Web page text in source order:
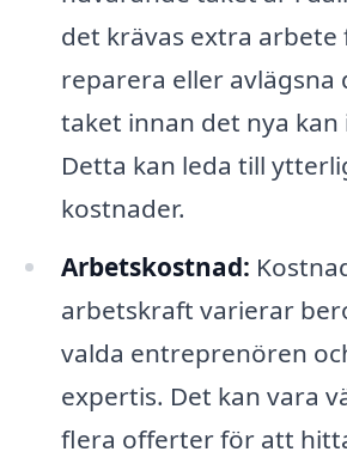
det krävas extra arbete
reparera eller avlägsna
taket innan det nya kan
Detta kan leda till
kostnader.
Arbetskostnad:
arbetskraft varierar
valda entreprenören
expertis. Det kan vara
flera offerter för att